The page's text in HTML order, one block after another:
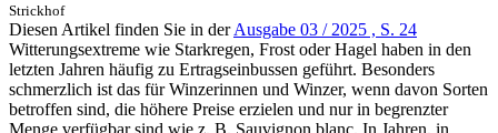
Strickhof
Diesen Artikel finden Sie in derAusgabe 03 / 2025 , S. 24
Witterungsextreme wie Starkregen, Frost oder Hagel haben in den
letzten Jahren häufig zu Ertragseinbussen geführt. Besonders
schmerzlich ist das für Winzerinnen und Winzer, wenn davon Sorten
betroffen sind, die höhere Preise erzielen und nur in begrenzter
Menge verfügbar sind wie z. B. Sauvignon blanc. In Jahren, in